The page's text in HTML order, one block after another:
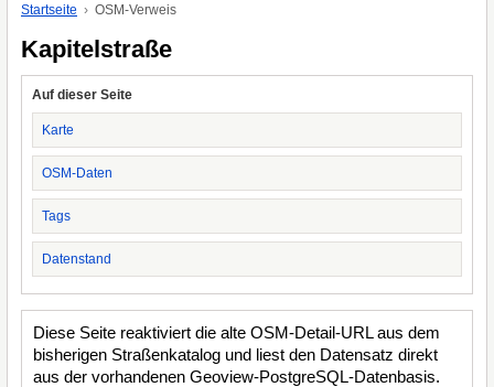
Startseite OSM-Verweis
Kapitelstraße
Auf dieser Seite
Karte
OSM-Daten
Tags
Datenstand
Diese Seite reaktiviert die alte OSM-Detail-URL aus dem
bisherigen Straßenkatalog und liest den Datensatz direkt
aus der vorhandenen Geoview-PostgreSQL-Datenbasis.